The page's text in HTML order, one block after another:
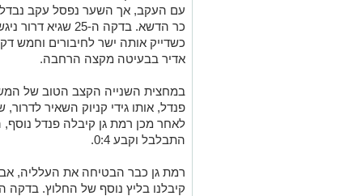
עם העקב, אך השער נפסל עקב נבדל
כר הדשא. בדקה ה-
כשדייק אותה ישר לחיבורים וחמש
אדיר בבעיטה מקצה הרחבה.
פנדל, אותו גידי קניוק השאיר
לאחר מכן רמת גן קיבלה פנדל
התבלבל וקבע 0:4.
רמת גן כבר הבטיחה את העלליה,